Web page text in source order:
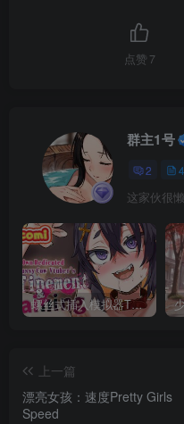
点赞 7
群主1号
2
这家伙很
螺丝式插入模拟器TMA02
上一篇
漂亮女孩：速度Pretty Girls
Speed